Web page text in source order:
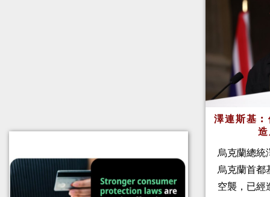
澤連斯基
烏克蘭總統
烏克蘭首都
空襲，已經